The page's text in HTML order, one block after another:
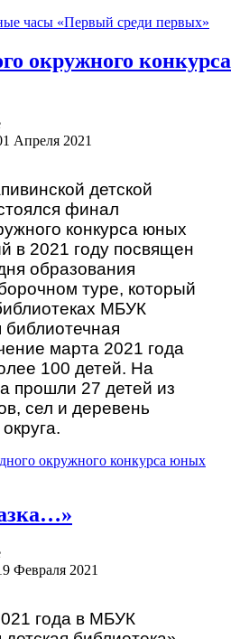
часы «Первый среди первых»
окружного конкурса
Апреля 2021
детской
финал
конкурса юных
в 2021 году посвящен
образования
туре, который
МБУК
библиотечная
марта 2021 года
100 детей. На
прошли 27 детей из
сел и деревень
окружного конкурса юных
Февраля 2021
года в МБУК